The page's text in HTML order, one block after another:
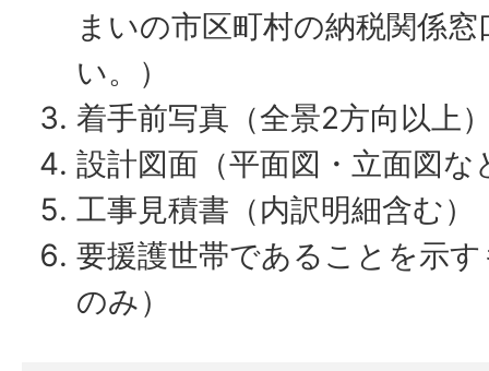
まいの市区町村の納税関係
い。）
着手前写真（全景2方向以上
設計図面（平面図・立面図
工事見積書（内訳明細含む）
要援護世帯であることを示
のみ）